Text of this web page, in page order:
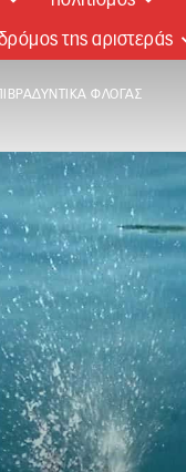
της αριστεράς
ΦΛΌΓΑΣ